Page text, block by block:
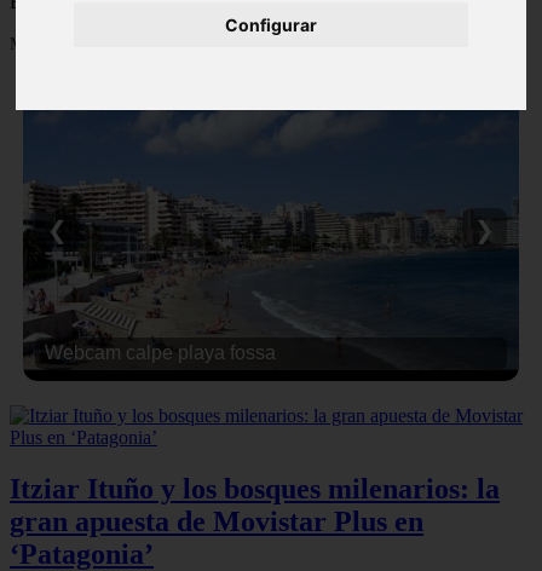
Configurar
Mostrando 1 - 24 de 481 artículos
Webcam calpe playa fossa
❮ ❯
Itziar Ituño y los bosques milenarios: la
gran apuesta de Movistar Plus en
‘Patagonia’